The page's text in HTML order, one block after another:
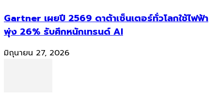
Gartner เผยปี 2569 ดาต้าเซ็นเตอร์ทั่วโลกใช้ไฟฟ้า
พุ่ง 26% รับศึกหนักเทรนด์ AI
มิถุนายน 27, 2026